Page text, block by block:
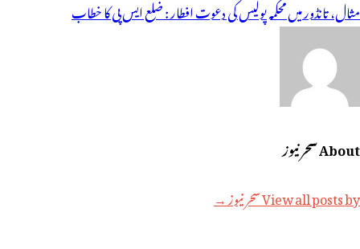
مثال، تانڈور میں محکمہ پولیس کی دعوت افطار : ضلع ایس پی کا خطاب
About سحر نیوز
View all posts by سحر نیوز →